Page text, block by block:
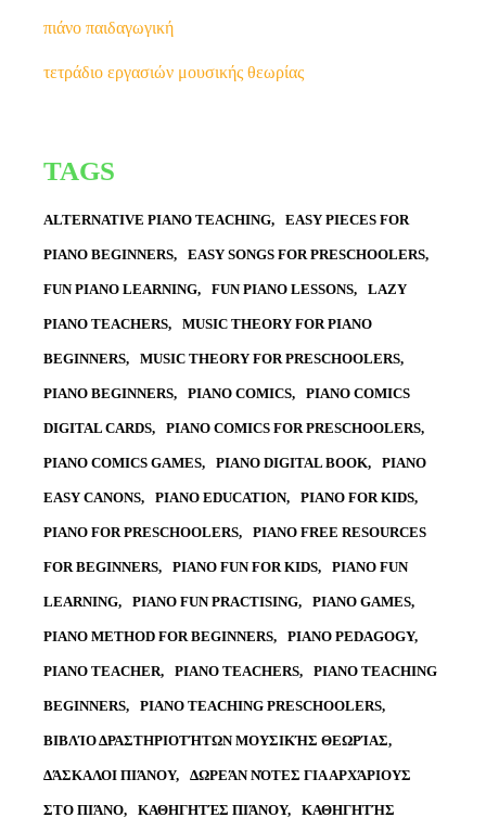
πιάνο παιδαγωγική
τετράδιο εργασιών μουσικής θεωρίας
TAGS
ALTERNATIVE PIANO TEACHING EASY PIECES FOR
PIANO BEGINNERS EASY SONGS FOR PRESCHOOLERS
FUN PIANO LEARNING FUN PIANO LESSONS LAZY
PIANO TEACHERS MUSIC THEORY FOR PIANO
BEGINNERS MUSIC THEORY FOR PRESCHOOLERS
PIANO BEGINNERS PIANO COMICS PIANO COMICS
DIGITAL CARDS PIANO COMICS FOR PRESCHOOLERS
PIANO COMICS GAMES PIANO DIGITAL BOOK PIANO
EASY CANONS PIANO EDUCATION PIANO FOR KIDS
PIANO FOR PRESCHOOLERS PIANO FREE RESOURCES
FOR BEGINNERS PIANO FUN FOR KIDS PIANO FUN
LEARNING PIANO FUN PRACTISING PIANO GAMES
PIANO METHOD FOR BEGINNERS PIANO PEDAGOGY
PIANO TEACHER PIANO TEACHERS PIANO TEACHING
BEGINNERS PIANO TEACHING PRESCHOOLERS
ΒΙΒΛΊΟ ΔΡΑΣΤΗΡΙΟΤΉΤΩΝ ΜΟΥΣΙΚΉΣ ΘΕΩΡΊΑΣ
ΔΆΣΚΑΛΟΙ ΠΙΆΝΟΥ ΔΩΡΕΆΝ ΝΌΤΕΣ ΓΙΑ ΑΡΧΆΡΙΟΥΣ
ΣΤΟ ΠΙΆΝΟ ΚΑΘΗΓΗΤΈΣ ΠΙΆΝΟΥ ΚΑΘΗΓΗΤΉΣ